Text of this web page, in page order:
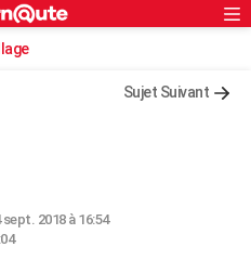
Sujet Suivant
2018 à 16:54